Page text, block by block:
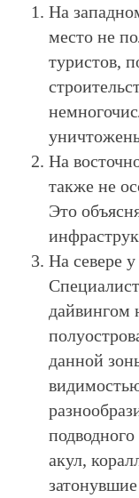
На
место не
туристов,
На
также не
Это
На севере
дайвингом
данной
акул,